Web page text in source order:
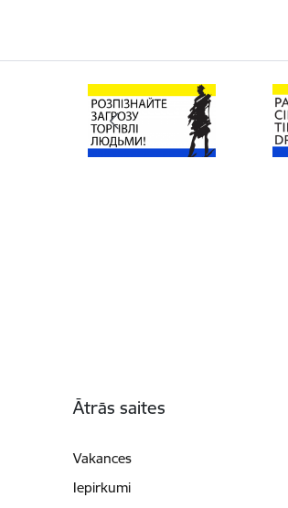
Ātrās saites
Vakances
Iepirkumi